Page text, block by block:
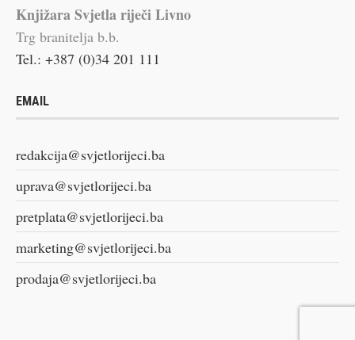
Knjižara Svjetla riječi Livno
Trg branitelja b.b.
Tel.: +387 (0)34 201 111
EMAIL
redakcija@svjetlorijeci.ba
uprava@svjetlorijeci.ba
pretplata@svjetlorijeci.ba
marketing@svjetlorijeci.ba
prodaja@svjetlorijeci.ba